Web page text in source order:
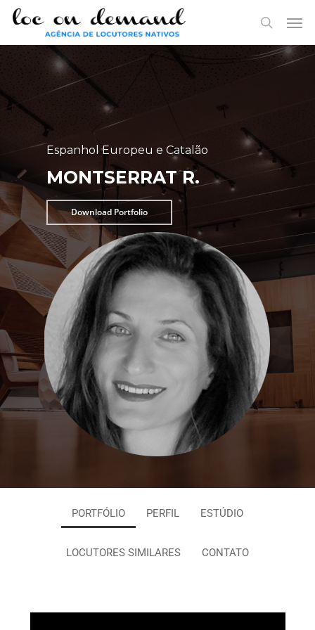
Skip
main
search
Espanhol Europeu e Catalão
MONTSERRAT R.
Download Portfolio
PORTFÓLIO PERFIL ESTÚDIO
LOCUTORES SIMILARES CONTATO